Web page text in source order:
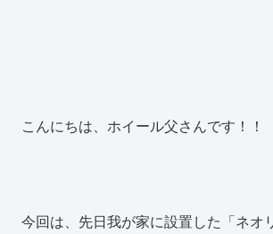
こんにちは、ホイール父さんです！！
今回は、先日我が家に設置した「ネオ